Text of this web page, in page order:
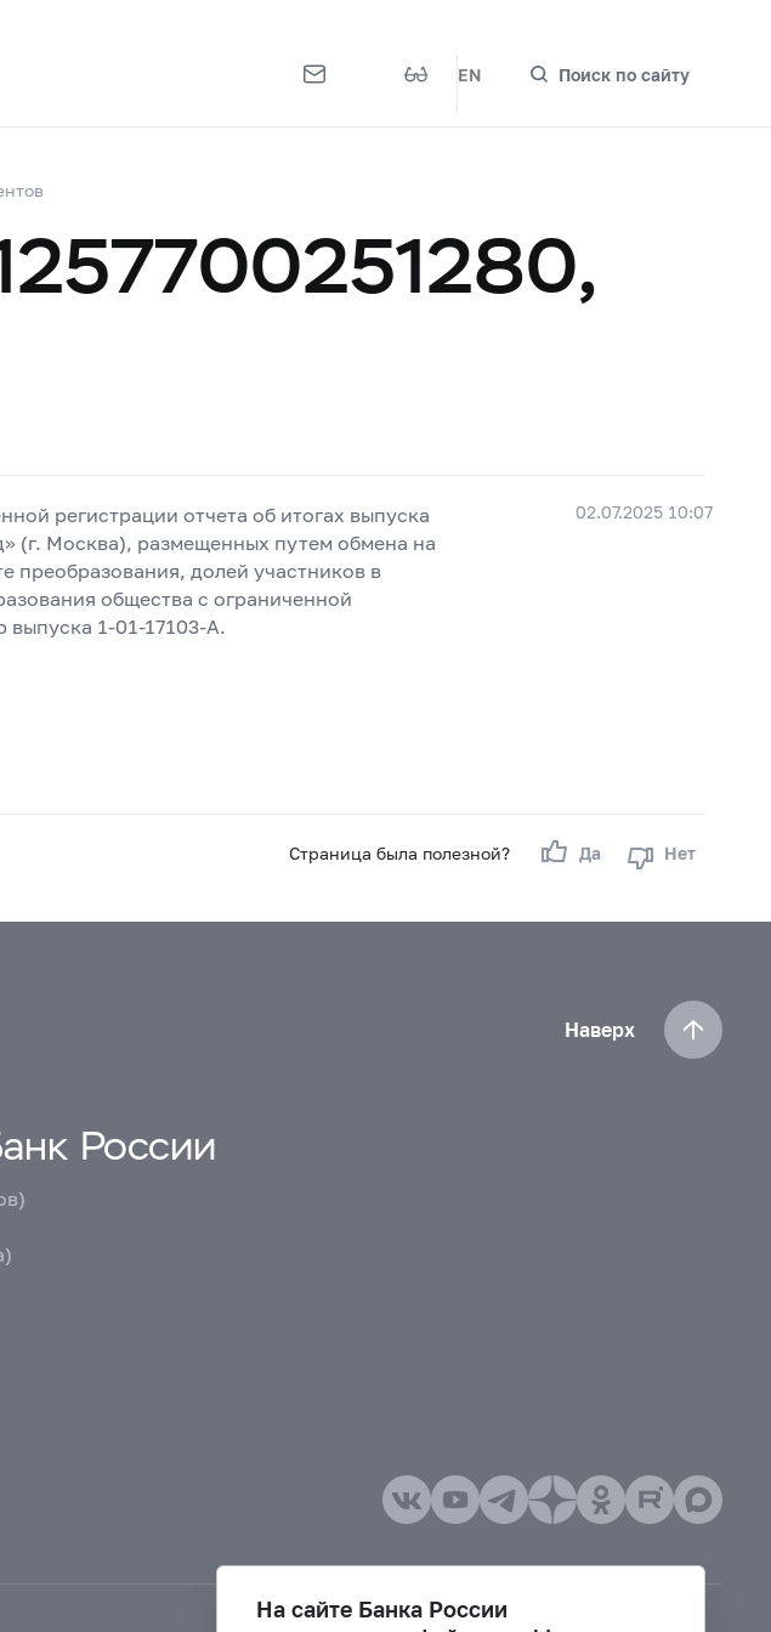
EN Поиск по сайту
02.07.2025 10:07
регистрации отчета об итогах выпуска
(г. Москва), размещенных путем обмена на
преобразования, долей участников в
общества с ограниченной
1-01-17103-А.
Страница была полезной? Да Нет
Наверх
России
На сайте Банка России